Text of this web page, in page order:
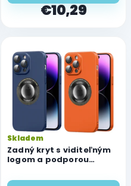
€10,29
Zadný kryt s viditeľným
logom a podporou
iPhone 13 Pro
Skladem